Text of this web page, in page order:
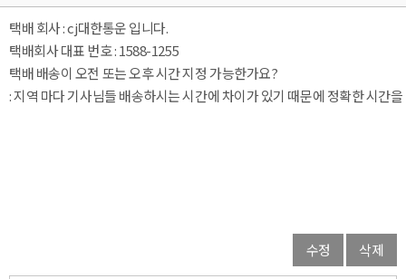
택배 회사 : cj대한통운 입니다.
택배회사 대표 번호 : 1588-1255
택배 배송이 오전 또는 오후 시간 지정 가능한가요?
: 지역 마다 기사님들 배송하시는 시간에 차이가 있기 때문에 정확한 시간
수정 삭제